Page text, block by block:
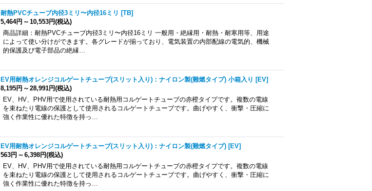
耐熱PVCチューブ内径3ミリ〜内径16ミリ [TB]
5,464円 ～ 10,553円(税込)
商品詳細：耐熱PVCチューブ内径3ミリ〜内径16ミリ 一般用・絶縁用・耐熱・耐寒用等、用途
によって使い分けができます。各グレードが揃っており、電気装置の内部配線の電気的、機械
的保護及び電子部品の絶縁…
EV用耐熱オレンジコルゲートチューブ(スリット入り)：ナイロン製(難燃タイプ) 小箱入り [EV]
8,195円 ～ 28,991円(税込)
EV、HV、PHV用で使用されている耐熱用コルゲートチューブの赤橙タイプです。複数の電線
を束ねたり電線の保護として使用されるコルゲートチューブです。曲げやすく、衝撃・圧縮に
強く作業性に優れた特徴を持っ…
EV用耐熱オレンジコルゲートチューブ(スリット入り)：ナイロン製(難燃タイプ) [EV]
563円 ～ 6,398円(税込)
EV、HV、PHV用で使用されている耐熱用コルゲートチューブの赤橙タイプです。複数の電線
を束ねたり電線の保護として使用されるコルゲートチューブです。曲げやすく、衝撃・圧縮に
強く作業性に優れた特徴を持っ…